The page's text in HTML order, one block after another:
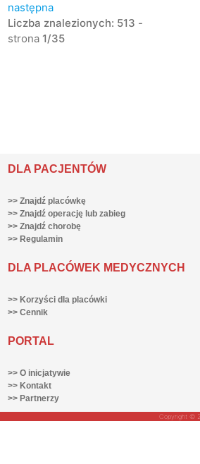
następna
Liczba znalezionych: 513 -
strona 1/35
DLA PACJENTÓW
>> Znajdź placówkę
>> Znajdź operację lub zabieg
>> Znajdź chorobę
>> Regulamin
DLA PLACÓWEK MEDYCZNYCH
>> Korzyści dla placówki
>> Cennik
PORTAL
>> O inicjatywie
>> Kontakt
>> Partnerzy
Copyright ©